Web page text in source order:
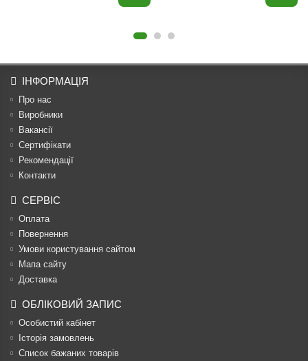
ІНФОРМАЦІЯ
Про нас
Виробники
Вакансії
Сертифікати
Рекомендації
Контакти
СЕРВІС
Оплата
Повернення
Умови користування сайтом
Мапа сайту
Доставка
ОБЛІКОВИЙ ЗАПИС
Особистий кабінет
Історія замовлень
Список бажаних товарів